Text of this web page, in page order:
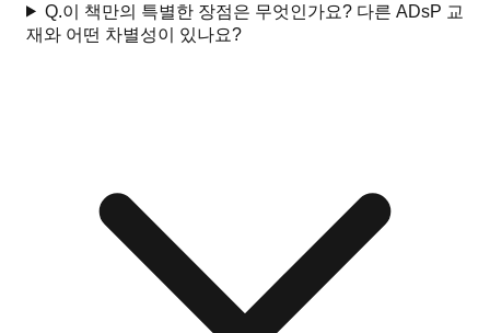
Q.이 책만의 특별한 장점은 무엇인가요? 다른 ADsP 교
재와 어떤 차별성이 있나요?